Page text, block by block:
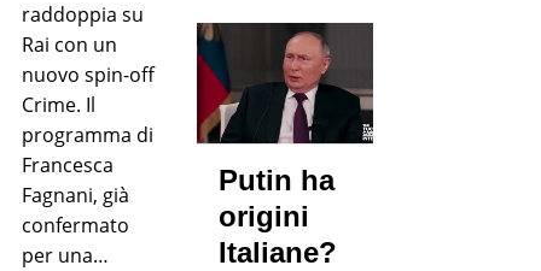
raddoppia su
Rai con un
nuovo spin-off
Crime. Il
programma di
Francesca
Fagnani, già
confermato
per una…
Putin ha
origini
Italiane?